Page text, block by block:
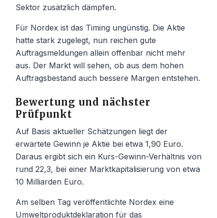
Sektor zusätzlich dämpfen.
Für Nordex ist das Timing ungünstig. Die Aktie
hatte stark zugelegt, nun reichen gute
Auftragsmeldungen allein offenbar nicht mehr
aus. Der Markt will sehen, ob aus dem hohen
Auftragsbestand auch bessere Margen entstehen.
Bewertung und nächster
Prüfpunkt
Auf Basis aktueller Schätzungen liegt der
erwartete Gewinn je Aktie bei etwa 1,90 Euro.
Daraus ergibt sich ein Kurs-Gewinn-Verhältnis von
rund 22,3, bei einer Marktkapitalisierung von etwa
10 Milliarden Euro.
Am selben Tag veröffentlichte Nordex eine
Umweltproduktdeklaration für das